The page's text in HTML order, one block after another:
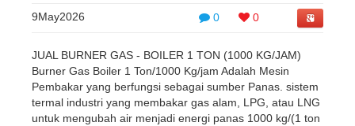
0 0
9May2026
JUAL BURNER GAS - BOILER 1 TON (1000 KG/JAM)
Burner Gas Boiler 1 Ton/1000 Kg/jam Adalah Mesin
Pembakar yang berfungsi sebagai sumber Panas. sistem
termal industri yang membakar gas alam, LPG, atau LNG
untuk mengubah air menjadi energi panas 1000 kg/(1 ton